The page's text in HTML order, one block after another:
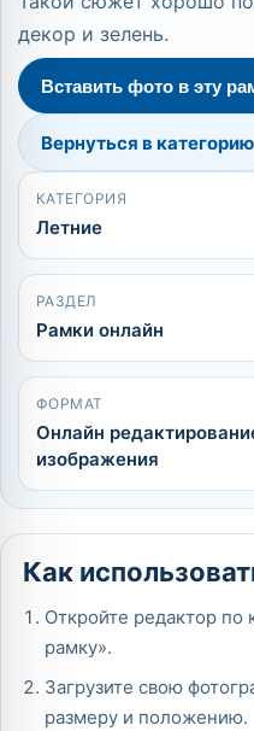
декор и зелень.
Вставить фото в эту
Вернуться в категорию
КАТЕГОРИЯ
Летние
РАЗДЕЛ
Рамки онлайн
ФОРМАТ
Онлайн
изображения
Как
Откройте редактор по
рамку».
Загрузите свою
размеру и положению.